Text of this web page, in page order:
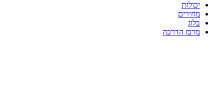
יכולות
מחירים
בלוג
מרכז הדרכה